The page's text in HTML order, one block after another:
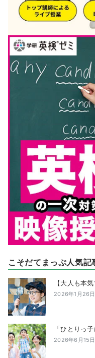
こそだてまっぷ人気記
【大人も本
2026年1月26日
「ひとりっ
2026年6月15日